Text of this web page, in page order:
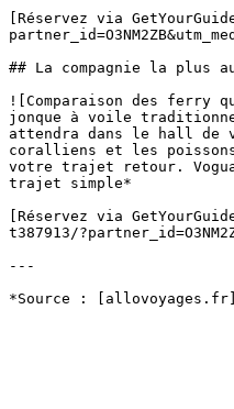
[Réservez via
## La compagnie la plus
![Comparaison des ferry
jonque à voile
attendra dans le hall de
coralliens et les
votre trajet retour.
trajet simple*
[Réservez via
t387913/
---